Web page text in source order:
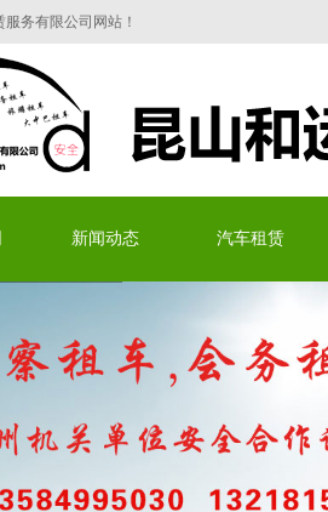
务有限公司网站！
车租赁服务有限公司
新闻动态 汽车租赁